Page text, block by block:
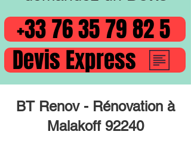
+33 76 35 79 82 5
Devis Express
BT Renov - Rénovation à
Malakoff 92240